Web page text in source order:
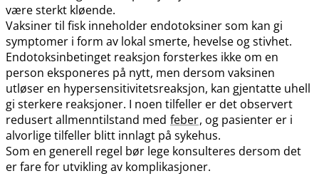
være sterkt kløende.
Vaksiner til fisk inneholder endotoksiner som kan gi
symptomer i form av lokal smerte, hevelse og stivhet.
Endotoksinbetinget reaksjon forsterkes ikke om en
person eksponeres på nytt, men dersom vaksinen
utløser en hypersensitivitetsreaksjon, kan gjentatte uhell
gi sterkere reaksjoner. I noen tilfeller er det observert
redusert allmenntilstand med feber, og pasienter er i
alvorlige tilfeller blitt innlagt på sykehus.
Som en generell regel bør lege konsulteres dersom det
er fare for utvikling av komplikasjoner.